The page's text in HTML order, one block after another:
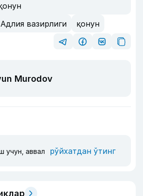
Адлия вазирлиги
қонун
Murodov
учун, аввал рўйхатдан ўтинг